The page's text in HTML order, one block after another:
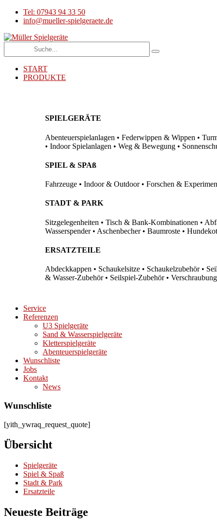
Tel: 07943 94 33 50
info@mueller-spielgeraete.de
START
PRODUKTE
SPIELGERÄTE
Abenteuerspielanlagen • Federwippen & Wippen •
• Indoor Spielanlagen • Weg & Bewegung •
SPIEL & SPAß
Fahrzeuge • Indoor & Outdoor • Forschen &
STADT & PARK
Sitzgelegenheiten • Tisch & Bank-Kombinationen •
Wasserspender • Aschenbecher • Baumroste •
ERSATZTEILE
Abdeckkappen • Schaukelsitze • Schaukelzubehör •
& Wasser-Zubehör • Seilspiel-Zubehör •
Service
Referenzen
U3 Spielgeräte
Sand & Wasserspielgeräte
Kletterspielgeräte
Abenteuerspielgeräte
Wunschliste
Jobs
Kontakt
News
Wunschliste
[yith_ywraq_request_quote]
Übersicht
Spielgeräte
Spiel & Spaß
Stadt & Park
Ersatzteile
Neueste Beiträge